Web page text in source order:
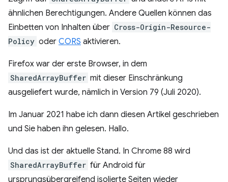
ähnlichen Berechtigungen. Andere Quellen können das
Einbetten von Inhalten über Cross-Origin-Resource-
Policy oder CORS aktivieren.
Firefox war der erste Browser, in dem
SharedArrayBuffer mit dieser Einschränkung
ausgeliefert wurde, nämlich in Version 79 (Juli 2020).
Im Januar 2021 habe ich dann diesen Artikel geschrieben
und Sie haben ihn gelesen. Hallo.
Und das ist der aktuelle Stand. In Chrome 88 wird
SharedArrayBuffer für Android für
ursprungsübergreifend isolierte Seiten wieder